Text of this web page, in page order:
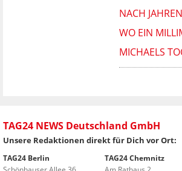
NACH
WO EIN
MICHAELS
TAG24 NEWS Deutschland GmbH
Unsere Redaktionen direkt für Dich vor Ort:
TAG24 Berlin
TAG24 Chemnitz